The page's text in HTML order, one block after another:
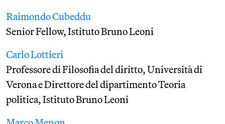
Raimondo Cubeddu
Senior Fellow, Istituto Bruno Leoni
Carlo Lottieri
Professore di Filosofia del diritto, Università di
Verona e Direttore del dipartimento Teoria
politica, Istituto Bruno Leoni